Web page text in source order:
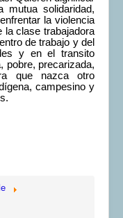
solidaridad,
la violencia
la clase trabajadora
de trabajo y del
y en el transito
pobre, precarizada,
que nazca otro
campesino y